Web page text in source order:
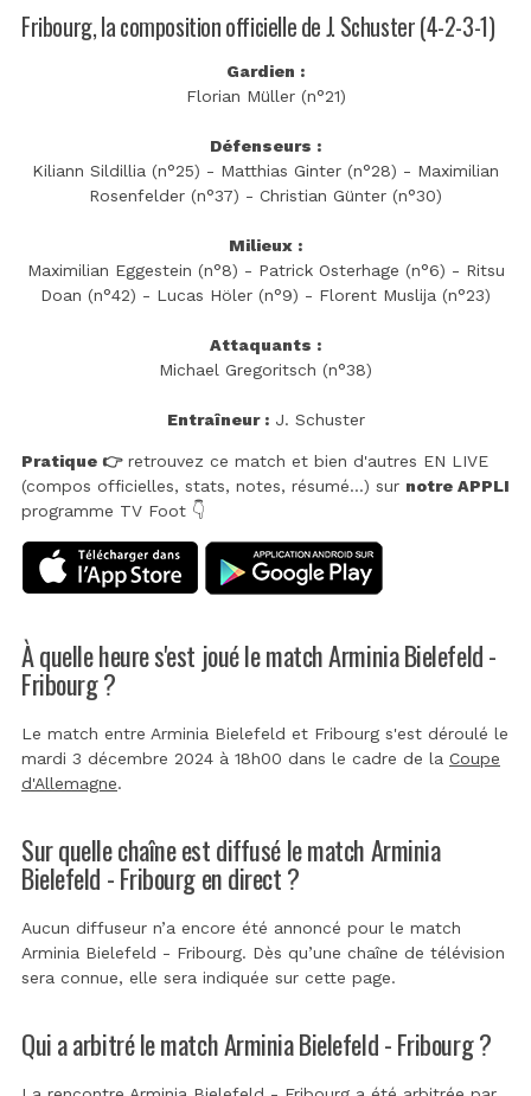
Fribourg, la composition officielle de J. Schuster (4-2-3-1)
Gardien :
Florian Müller (n°21)
Défenseurs :
Kiliann Sildillia (n°25) - Matthias Ginter (n°28) - Maximilian
Rosenfelder (n°37) - Christian Günter (n°30)
Milieux :
Maximilian Eggestein (n°8) - Patrick Osterhage (n°6) - Ritsu
Doan (n°42) - Lucas Höler (n°9) - Florent Muslija (n°23)
Attaquants :
Michael Gregoritsch (n°38)
Entraîneur :J. Schuster
Pratique 👉retrouvez ce match et bien d'autres EN LIVE
(compos officielles, stats, notes, résumé...) sur notre APPLI
programme TV Foot 👇
À quelle heure s'est joué le match Arminia Bielefeld -
Fribourg ?
Le match entre Arminia Bielefeld et Fribourg s'est déroulé le
mardi 3 décembre 2024 à 18h00 dans le cadre de la Coupe
d'Allemagne.
Sur quelle chaîne est diffusé le match Arminia
Bielefeld - Fribourg en direct ?
Aucun diffuseur n’a encore été annoncé pour le match
Arminia Bielefeld - Fribourg. Dès qu’une chaîne de télévision
sera connue, elle sera indiquée sur cette page.
Qui a arbitré le match Arminia Bielefeld - Fribourg ?